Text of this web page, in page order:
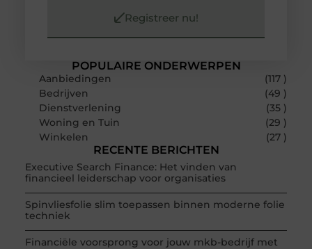
POPULAIRE ONDERWERPEN
Aanbiedingen
(117 )
Bedrijven
(49 )
Dienstverlening
(35 )
Woning en Tuin
(29 )
Winkelen
(27 )
RECENTE BERICHTEN
Executive Search Finance: Het vinden van
financieel leiderschap voor organisaties
Spinvliesfolie slim toepassen binnen moderne folie
techniek
Financiële voorsprong voor jouw mkb-bedrijf met
Registreer nu!